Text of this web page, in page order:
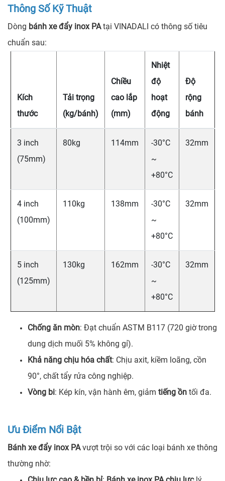
Thông Số Kỹ Thuật
Dòng bánh xe đẩy inox PAtại VINADALI có thông số tiêu
chuẩn sau:
Kích
thước
Tải trọng
(kg/bánh)
Chiều
cao lắp
(mm)
Nhiệt
độ
hoạt
động
Độ
rộng
bánh
3 inch
(75mm)
80kg 114mm
-30°C
~
+80°C
32mm
4 inch
(100mm)
110kg 138mm
-30°C
~
+80°C
32mm
5 inch
(125mm)
130kg 162mm
-30°C
~
+80°C
32mm
Chống ăn mòn: Đạt chuẩn ASTM B117 (720 giờ trong
dung dịch muối 5% không gỉ).
Khả năng chịu hóa chất: Chịu axit, kiềm loãng, cồn
90°, chất tẩy rửa công nghiệp.
Vòng bi: Kép kín, vận hành êm, giảm tiếng ồn tối đa.
Ưu Điểm Nổi Bật
Bánh xe đẩy inox PAvượt trội so với các loại bánh xe thông
thường nhờ: